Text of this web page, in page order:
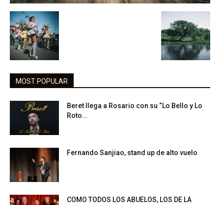
MOST POPULAR
Beret llega a Rosario con su “Lo Bello y Lo
Roto...
Fernando Sanjiao, stand up de alto vuelo
COMO TODOS LOS ABUELOS, LOS DE LA